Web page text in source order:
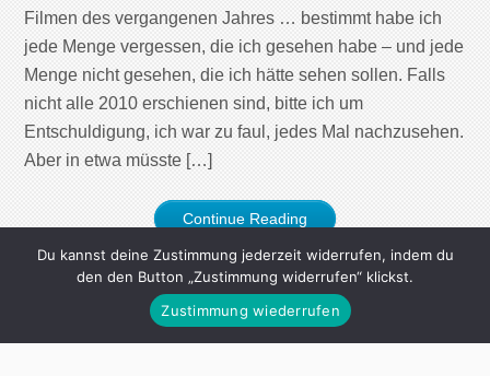
Filmen des vergangenen Jahres … bestimmt habe ich
jede Menge vergessen, die ich gesehen habe – und jede
Menge nicht gesehen, die ich hätte sehen sollen. Falls
nicht alle 2010 erschienen sind, bitte ich um
Entschuldigung, ich war zu faul, jedes Mal nachzusehen.
Aber in etwa müsste […]
Continue Reading
Du kannst deine Zustimmung jederzeit widerrufen, indem du
den den Button „Zustimmung widerrufen“ klickst.
Zustimmung wiederrufen